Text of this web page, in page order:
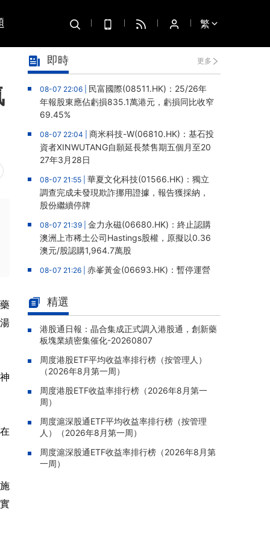
繁
即時 更多
08-07 22:06 | 民富國際(08511.HK)：25/26年
年報股東應佔虧損835.1萬港元，虧損同比收窄
69.45%
08-07 22:04 | 商米科技-W(06810.HK)：基石投
資者XINWUTANG自願延長禁售期五個月至20
27年3月28日
08-07 21:55 | 華夏文化科技(01566.HK)：獨立
調查完成未發現欺詐挪用證據，報告獲採納，
股份繼續停牌
08-07 21:39 | 金力永磁(06680.HK)：終止認購
澳洲上市稀土公司Hastings股權，原擬以0.36
澳元/股認購1,964.7萬股
08-07 21:26 | 赤峯黃金(06693.HK)：暫停運營
人民幣5,406萬元
08-07 20:07 |靈寶黃金(03330.HK)：新疆哈巴
河勘查取得重大進展，保有金金屬量由13.20噸
躍升至53.94噸
08-07 20:04 |迅策(03317.HK)：與天合算力訂
立戰略合作備忘，共探能源垂類大模型與Toke
n工廠商業化
08-07 20:02 |
中國泛半導體IMSS市場排名第三
08-07 19:47 | 浙能邁領綠航二次遞表港交所，爲
全球領先的綠色航運設備和系統提供商
08-07 19:09 |
精選
港股通日報：晶合集成正式調入港股通，創新藥
板塊業績密集催化-20260807
周度港股ETF平均收益率排行榜（按管理人）
（2026年8月第一周）
周度港股ETF收益率排行榜（2026年8月第一
周）
周度滬深股通ETF平均收益率排行榜（按管理
人）（2026年8月第一周）
周度滬深股通ETF收益率排行榜（2026年8月第
一周）